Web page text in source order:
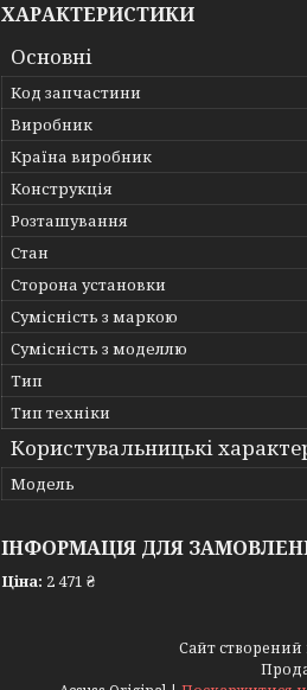
ХАРАКТЕРИСТИКИ
Основні
Код запчастини
Виробник
Країна виробник
Конструкція
Розташування
Стан
Сторона установки
Сумісність з маркою
Сумісність з моделлю
Тип
Тип техніки
Користувальницькі
Мoдель
ІНФОРМАЦІЯ ДЛЯ
Ціна: 2 471 ₴
Сайт створений